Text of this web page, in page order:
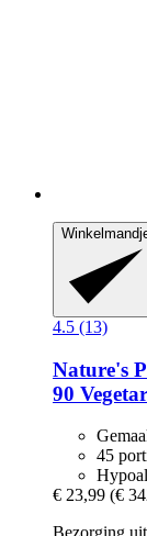
4.5 (13)
Nature's
90
45
€ 23,99 (€